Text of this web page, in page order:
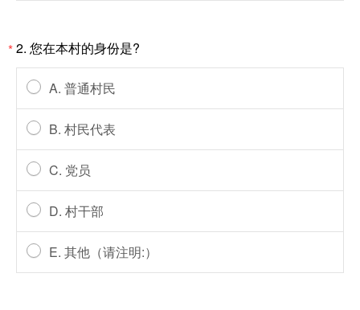
*2. 您在本村的身份是?
A. 普通村民
B. 村民代表
C. 党员
D. 村干部
E. 其他（请注明:）